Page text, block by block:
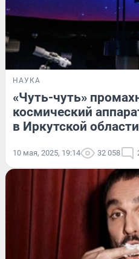
НАУКА
«Чуть-чуть»
космический
в Иркутской области
10 мая, 2025, 19:14 32 058